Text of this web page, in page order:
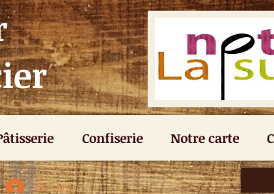
Confiserie Notre carte
Se connecter